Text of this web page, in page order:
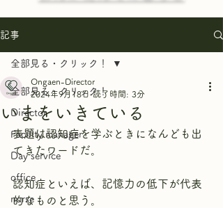
記事
全部見る・クリック！
Director
Facility manager
Day service
office
nurse
全部見る・クリック！
いまをいきている
Ongaen-Director
2024年9月18日 読了時間: 3分
表題は認知症を学ぶときになんども出
てきたワードだ。
認知症といえば、記憶力の低下が代表
的なものと思う。